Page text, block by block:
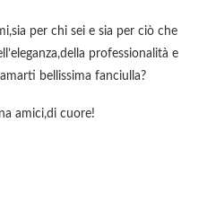
per chi sei e sia per ciò che
professionalità e
bellissima fanciulla?
amici,di cuore!